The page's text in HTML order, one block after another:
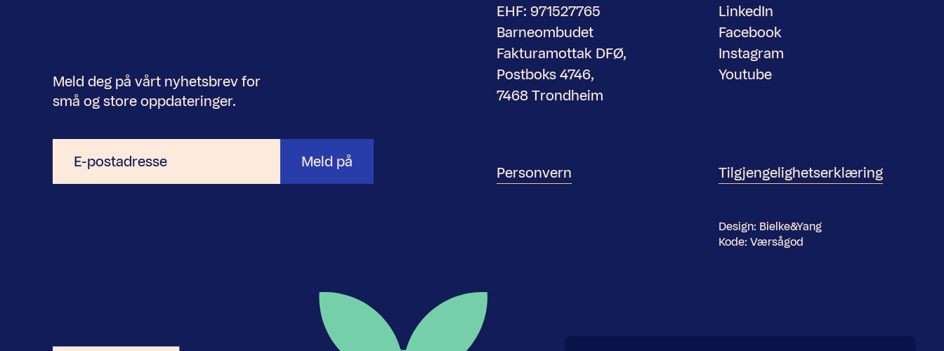
Meld deg på vårt nyhetsbrev for
små og store oppdateringer.
postadresse
Meld på
EHF: 971527765
Barneombudet
Fakturamottak DFØ,
Postboks 4746,
7468 Trondheim
Personvern
LinkedIn
Facebook
Instagram
Youtube
Tilgjengelighetserklæring
Design: Bielke&Yang
Kode: Værsågod
Nyhetsbrev